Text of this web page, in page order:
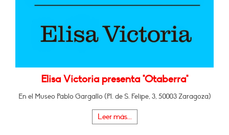
Elisa Victoria presenta "Otaberra"
En el Museo Pablo Gargallo (Pl. de S. Felipe, 3, 50003 Zaragoza)
Leer más...